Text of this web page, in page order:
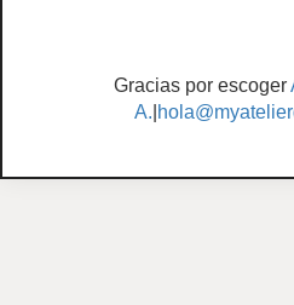
Gracias por escoger
A.